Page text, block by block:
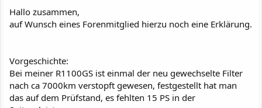
Hallo zusammen,
auf Wunsch eines Forenmitglied hierzu noch eine Erklärung.
Vorgeschichte:
Bei meiner R1100GS ist einmal der neu gewechselte Filter
nach ca 7000km verstopft gewesen, festgestellt hat man
das auf dem Prüfstand, es fehlten 15 PS in der